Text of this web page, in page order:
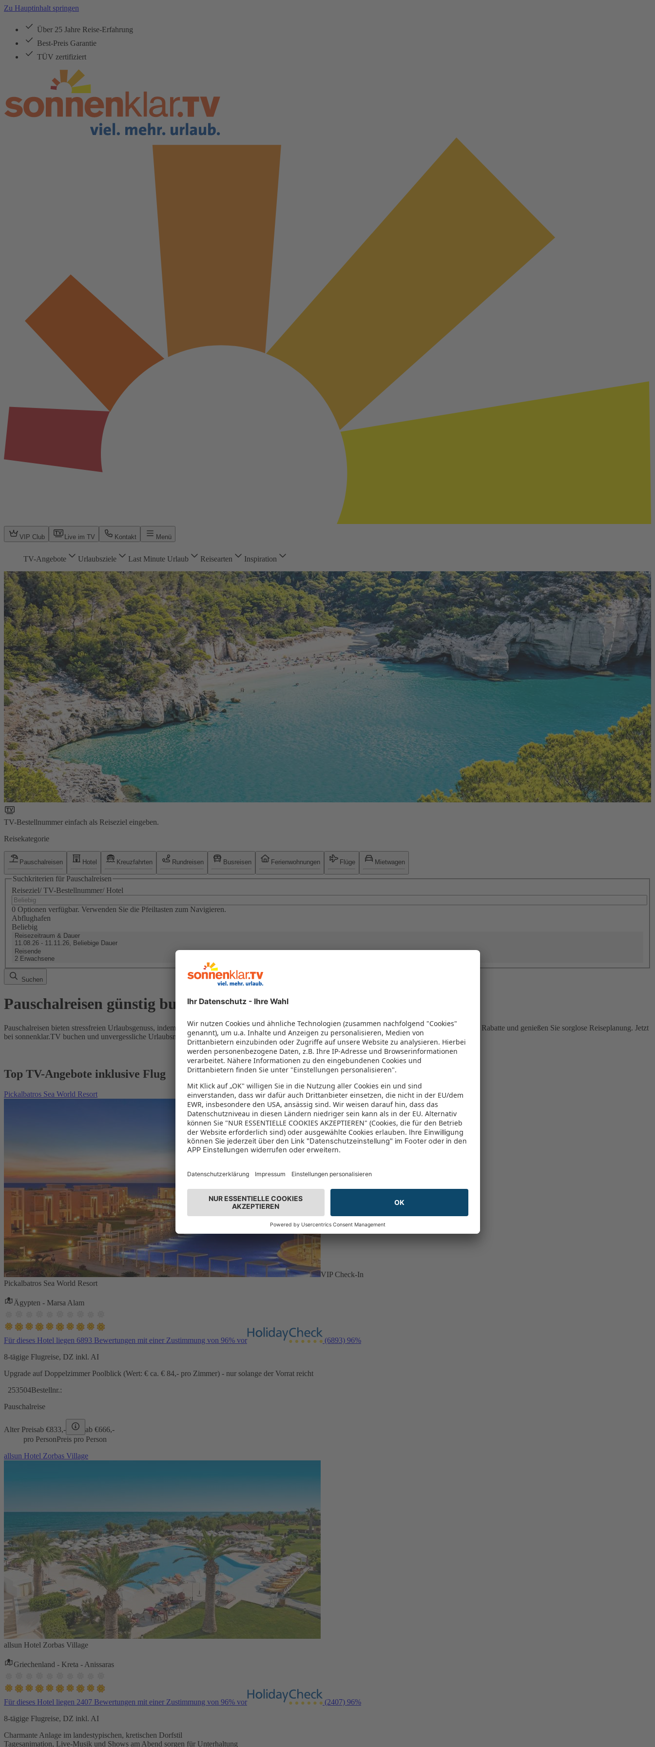
Zu Hauptinhalt springen
Über 25 Jahre Reise-Erfahrung
Best-Preis Garantie
TÜV zertifiziert
VIP Club Live im TV Kontakt Menü
TV-Angebote Urlaubsziele Last Minute Urlaub Reisearten Inspiration
TV-Bestellnummer einfach als Reiseziel eingeben.
Reisekategorie
Pauschalreisen Hotel Kreuzfahrten Rundreisen Busreisen Ferienwohnungen Flüge Mietwagen
Suchkriterien für Pauschalreisen
Reiseziel/ TV-Bestellnummer/ Hotel
0 Optionen verfügbar. Verwenden Sie die Pfeiltasten zum Navigieren.
Abflughafen
Beliebig
Reisezeitraum & Dauer
11.08.26 - 11.11.26, Beliebige Dauer
Reisende
2 Erwachsene
Suchen
Pauschalreisen günstig buchen
Pauschalreisen bieten stressfreien Urlaubsgenuss, indem Flug und Hotel in einem Paket kombiniert werden – das spart Zeit und Geld. Nutzen Sie attraktive Rabatte und genießen Sie sorglose Reiseplanung. Jetzt
bei sonnenklar.TV buchen und unvergessliche Urlaubsmomente erleben!
Top TV-Angebote inklusive Flug
Pickalbatros Sea World Resort
VIP Check-In
Pickalbatros Sea World Resort
Ägypten - Marsa Alam
Für dieses Hotel liegen 6893 Bewertungen mit einer Zustimmung von 96% vor (6893) 96%
8-tägige Flugreise, DZ inkl. AI
Upgrade auf Doppelzimmer Poolblick (Wert: € ca. € 84,- pro Zimmer) - nur solange der Vorrat reicht
253504Bestellnr.:
Pauschalreise
Alter Preisab €833,- ab €666,-
pro PersonPreis pro Person
allsun Hotel Zorbas Village
allsun Hotel Zorbas Village
Griechenland - Kreta - Anissaras
Für dieses Hotel liegen 2407 Bewertungen mit einer Zustimmung von 96% vor (2407) 96%
8-tägige Flugreise, DZ inkl. AI
Charmante Anlage im landestypischen, kretischen Dorfstil
Tagesanimation, Live-Musik und Shows am Abend sorgen für Unterhaltung